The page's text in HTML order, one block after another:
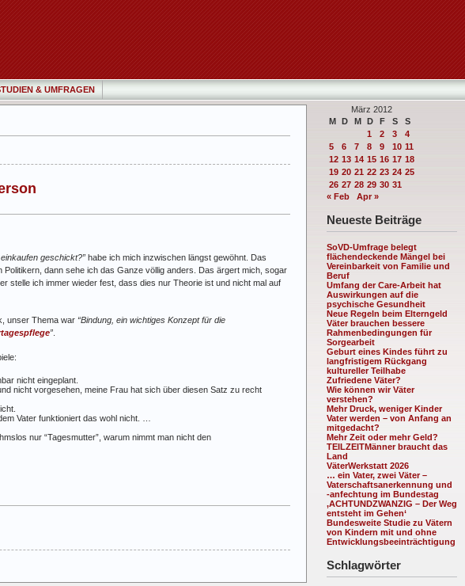
& UMFRAGEN
März 2012
M D M D F S
S
1
2 3
4
5
6 7 8 9 10 11
12 13 14 15 16 17 18
19 20 21 22 23 24 25
26 27 28 29 30 31
« Feb
Apr »
Neueste Beiträge
SoVD-Umfrage belegt
flächendeckende Mängel bei
Vereinbarkeit von Familie und
Beruf
Umfang der Care-Arbeit hat
Auswirkungen auf die
psychische Gesundheit
Neue Regeln beim Elterngeld
Väter brauchen bessere
Rahmenbedingungen für
Sorgearbeit
Geburt eines Kindes führt zu
langfristigem Rückgang
kultureller Teilhabe
Zufriedene Väter?
Wie können wir Väter
verstehen?
Mehr Druck, weniger Kinder
Vater werden – von Anfang an
mitgedacht?
Mehr Zeit oder mehr Geld?
TEILZEITMänner braucht das
Land
VäterWerkstatt 2026
… ein Vater, zwei Väter –
Vaterschaftsanerkennung und
-anfechtung im Bundestag
‚ACHTUNDZWANZIG – Der Weg
entsteht im Gehen‘
Bundesweite Studie zu Vätern
von Kindern mit und ohne
Entwicklungsbeeinträchtigung
Schlagwörter
geschickt?” habe ich mich inzwischen längst gewöhnt. Das
dann sehe ich das Ganze völlig anders. Das ärgert mich, sogar
stelle ich immer wieder fest, dass dies nur Theorie ist und nicht mal auf
unser Thema war “Bindung, ein wichtiges Konzept für die
”
nicht eingeplant.
nicht vorgesehen, meine Frau hat sich über diesen Satz zu recht
Vater funktioniert das wohl nicht. …
nur “Tagesmutter”, warum nimmt man nicht den